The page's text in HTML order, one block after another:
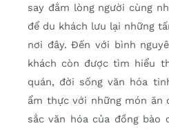
say đắm lòng người cùng
để du khách lưu lại những
nơi đây. Đến với bình
khách còn được tìm hiểu
quán, đời sống văn hóa
ẩm thực với những món ăn
sắc văn hóa của đồng bào